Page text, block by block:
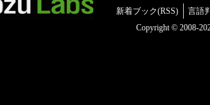
新着ブック(RSS)
言語
Copyright © 2008-